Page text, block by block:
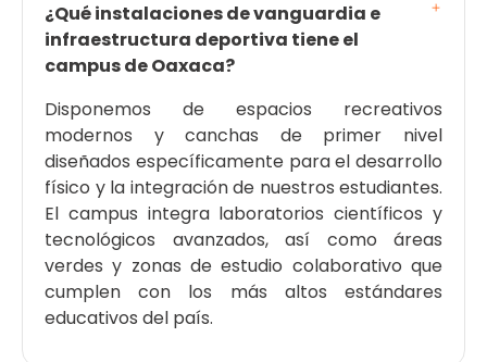
¿Qué instalaciones de vanguardia e
infraestructura deportiva tiene el
campus de Oaxaca?
Disponemos de espacios recreativos
modernos y canchas de primer nivel
diseñados específicamente para el desarrollo
físico y la integración de nuestros estudiantes.
El campus integra laboratorios científicos y
tecnológicos avanzados, así como áreas
verdes y zonas de estudio colaborativo que
cumplen con los más altos estándares
educativos del país.